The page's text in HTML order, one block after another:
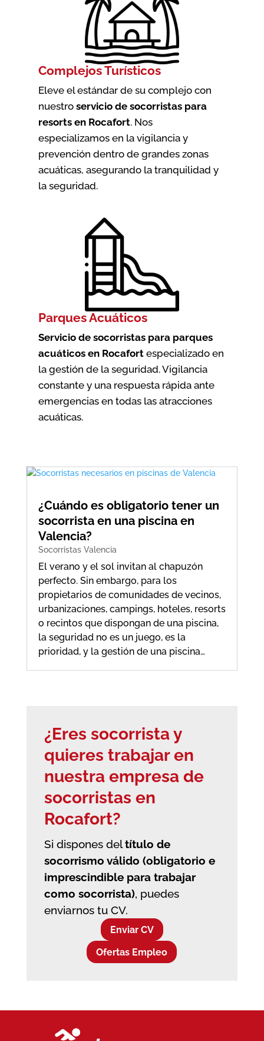
Complejos Turísticos
Eleve el estándar de su complejo con
nuestro servicio de socorristas para
resorts en Rocafort. Nos
especializamos en la vigilancia y
prevención dentro de grandes zonas
acuáticas, asegurando la tranquilidad y
la seguridad.
Parques Acuáticos
Servicio de socorristas para parques
acuáticos en Rocafort especializado en
la gestión de la seguridad. Vigilancia
constante y una respuesta rápida ante
emergencias en todas las atracciones
acuáticas.
¿Cuándo es obligatorio tener un
socorrista en una piscina en
Valencia?
Socorristas Valencia
El verano y el sol invitan al chapuzón
perfecto. Sin embargo, para los
propietarios de comunidades de vecinos,
urbanizaciones, campings, hoteles, resorts
o recintos que dispongan de una piscina,
la seguridad no es un juego, es la
prioridad, y la gestión de una piscina…
¿Eres socorrista y
quieres trabajar en
nuestra empresa de
socorristas en
Rocafort?
Si dispones deltítulo de
socorrismo válido (obligatorio e
imprescindible para trabajar
como socorrista), puedes
enviarnos tu CV.
Enviar CV
Ofertas Empleo